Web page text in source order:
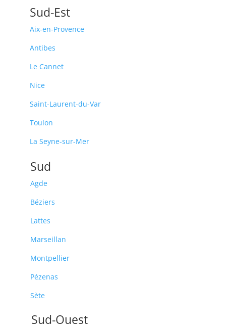
Sud-Est
Aix-en-Provence
Antibes
Le Cannet
Nice
Saint-Laurent-du-Var
Toulon
La Seyne-sur-Mer
Sud
Agde
Béziers
Lattes
Marseillan
Montpellier
Pézenas
Sète
Sud-Ouest